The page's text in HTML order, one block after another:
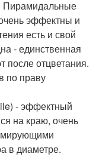
Пирамидальные
эффектны и
есть и свой
- единственная
после отцветания.
по праву
- эффектный
на краю, очень
в диаметре.